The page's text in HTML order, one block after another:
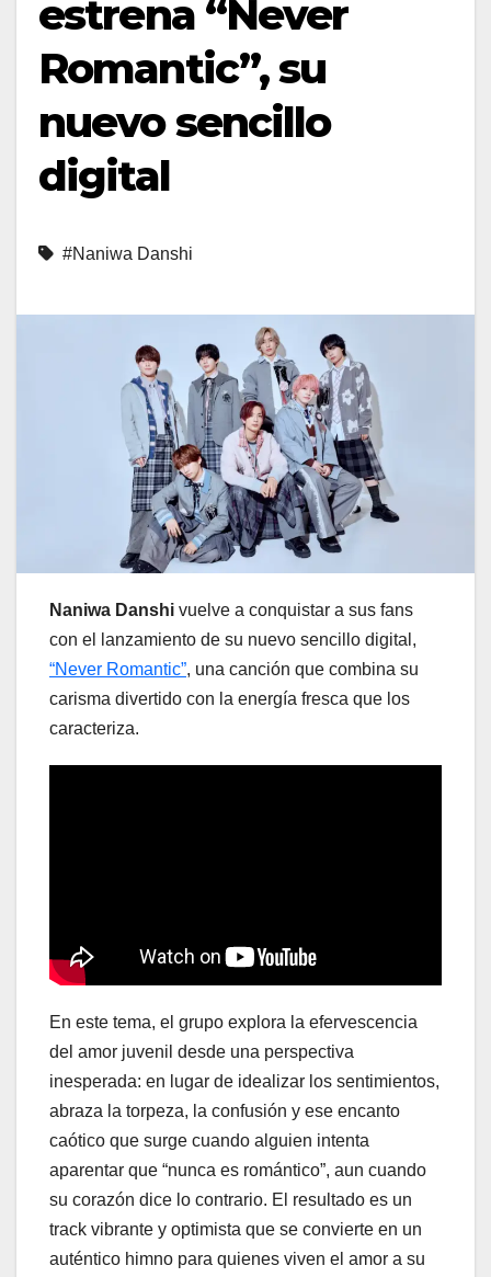
estrena “Never
Romantic”, su
nuevo sencillo
digital
#Naniwa Danshi
Naniwa Danshi vuelve a conquistar a sus fans
con el lanzamiento de su nuevo sencillo digital,
“Never Romantic”, una canción que combina su
carisma divertido con la energía fresca que los
caracteriza.
En este tema, el grupo explora la efervescencia
del amor juvenil desde una perspectiva
inesperada: en lugar de idealizar los sentimientos,
abraza la torpeza, la confusión y ese encanto
caótico que surge cuando alguien intenta
aparentar que “nunca es romántico”, aun cuando
su corazón dice lo contrario. El resultado es un
track vibrante y optimista que se convierte en un
auténtico himno para quienes viven el amor a su